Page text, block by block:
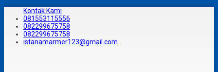
Kontak Kami
081553115556
082299675758
082299675758
istanamarmer123@gmail.com